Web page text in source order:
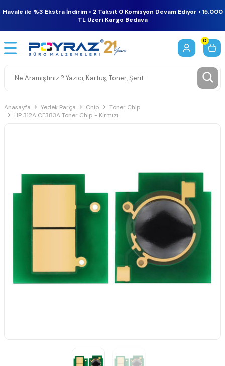
Havale ile %3 Ekstra İndirim • 2 Taksit 0 Komisyon Devam Ediyor • 15.000
TL Üzeri Kargo Bedava
0
Anasayfa Yedek Parça Chip
Toner Chip
HP 312A CF383A Toner Chip - Kırmızı